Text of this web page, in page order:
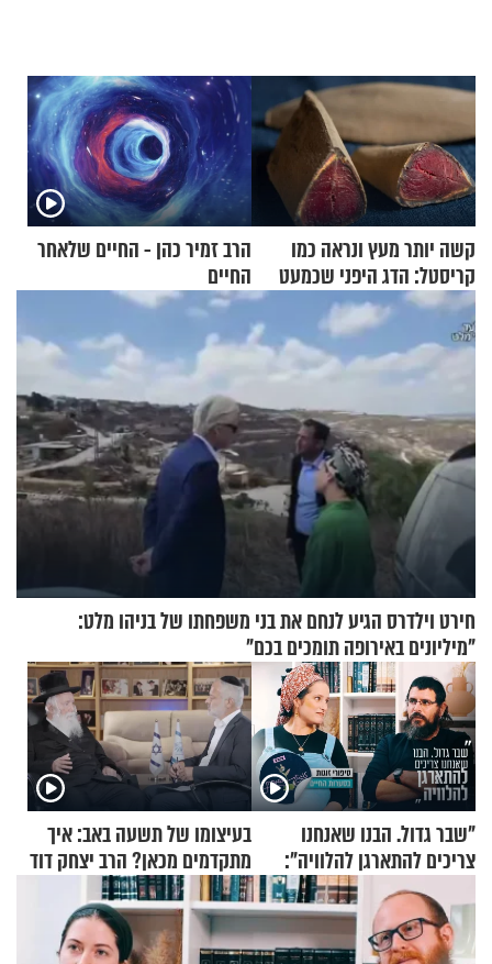
קשה יותר מעץ ונראה כמו
קריסטל: הדג היפני שכמעט
בלתי אפשרי לחתוך
הרב זמיר כהן - החיים שלאחר
החיים
חירט וילדרס הגיע לנחם את בני משפחתו של בניהו מלט:
"מיליונים באירופה תומכים בכם"
"שבר גדול. הבנו שאנחנו
צריכים להתארגן להלוויה":
זוגיות במבחן, הפעם עם מרים
וגד דנינו
בעיצומו של תשעה באב: איך
מתקדמים מכאן? הרב יצחק דוד
גרוסמן בשיחה מיוחדת